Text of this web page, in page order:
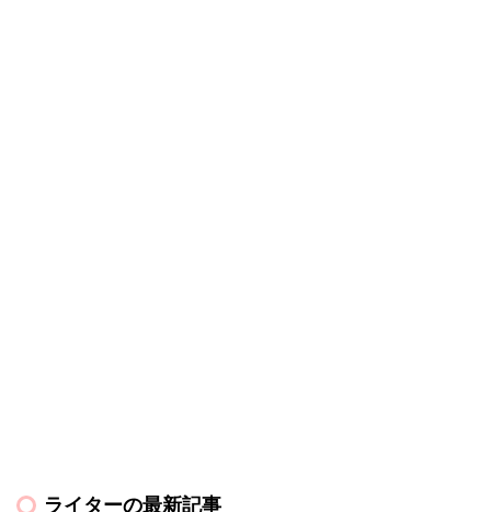
ライターの最新記事